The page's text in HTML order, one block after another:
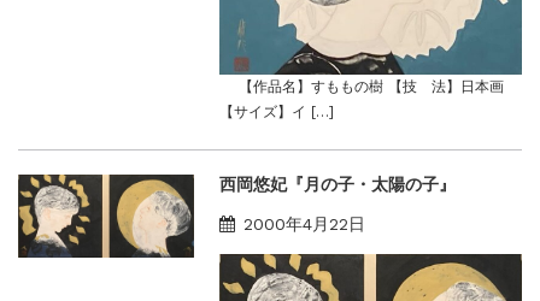
【作品名】すももの樹 【技 法】日本画
【サイズ】イ […]
西岡悠妃『月の子・太陽の子』
2000年4月22日